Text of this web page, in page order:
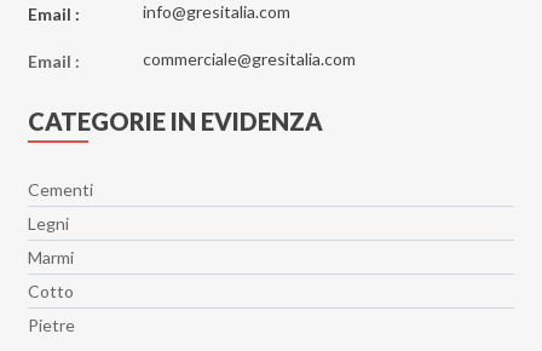
Email : info@gresitalia.com
Email : commerciale@gresitalia.com
CATEGORIE IN EVIDENZA
Cementi
Legni
Marmi
Cotto
Pietre